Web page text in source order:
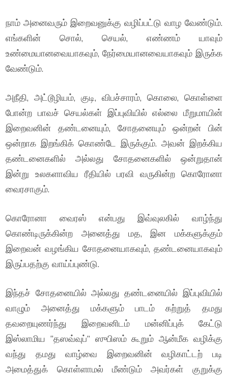
நாம் அனைவரும் இறைவனுக்கு வழிப்பட்டு வாழ வேண்டும்.
எங்களின் சொல், செயல், எண்ணம் யாவும்
உண்மையானவையாகவும், நேர்மையானவையாகவும் இருக்க
வேண்டும்.
அநீதி, அட்டூழியம், குடி, விபச்சாரம், கொலை, கொள்ளை
போன்ற பாவச் செயல்கள் இப்புவியில் எல்லை மீறுமாயின்
இறைவனின் தண்டனையும், சோதனையும் ஒன்றன் பின்
ஒன்றாக இறங்கிக் கொண்டே இருக்கும். அவன் இறக்கிய
தண்டனைகளில் அல்லது சோதனைகளில் ஒன்றுதான்
இன்று உலகளாவிய ரீதியில் பரவி வருகின்ற கொரோனா
வைரசாகும்.
கொரோனா வைரஸ் என்பது இவ்வுலகில் வாழ்ந்து
கொண்டிருக்கின்ற அனைத்து மத, இன மக்களுக்கும்
இறைவன் வழங்கிய சோதனையாகவும், தண்டனையாகவும்
இருப்பதற்கு வாய்ப்புண்டு.
இந்தச் சோதனையில் அல்லது தண்டனையில் இப்புவியில்
வாழும் அனைத்து மக்களும் பாடம் கற்றுத் தமது
தவறையுணர்ந்து இறைவனிடம் மன்னிப்புக் கேட்டு
இஸ்லாமிய “தஸவ்வுப்” ஸுபிஸம் கூறும் ஆன்மீக வழிக்கு
வந்து தமது வாழ்வை இறைவனின் வழிகாட்டற் படி
அமைத்துக் கொள்ளாமல் மீண்டும் அவர்கள் குறுக்கு